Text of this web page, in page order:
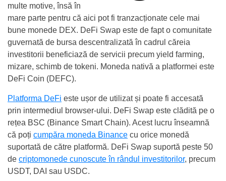
multe motive, însă în
mare parte pentru că aici pot fi tranzacționate cele mai
bune monede DEX. DeFi Swap este de fapt o comunitate
guvernată de bursa descentralizată în cadrul căreia
investitorii beneficiază de servicii precum yield farming,
mizare, schimb de tokeni. Moneda nativă a platformei este
DeFi Coin (DEFC).
Platforma DeFi este ușor de utilizat și poate fi accesată
prin intermediul browser-ului. DeFi Swap este clădită pe o
rețea BSC (Binance Smart Chain). Acest lucru înseamnă
că poți cumpăra moneda Binance cu orice monedă
suportată de către platformă. DeFi Swap suportă peste 50
de criptomonede cunoscute în rândul investitorilor, precum
USDT, DAI sau USDC.